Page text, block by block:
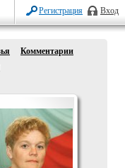
Регистрация Вход
Комментарии